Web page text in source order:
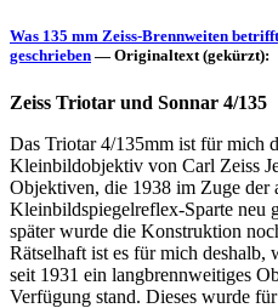
Was 135 mm Zeiss-Brennweiten
geschrieben — Originaltext (gekürzt):
Zeiss Triotar und Sonnar 4/135
Das Triotar 4/135mm ist für mich
Kleinbildobjektiv von Carl Zeiss
Objektiven, die 1938 im Zuge der
Kleinbildspiegelreflex-Sparte neu
später wurde die Konstruktion
Rätselhaft ist es für mich deshalb,
seit 1931 ein langbrennweitiges
Verfügung stand. Dieses wurde